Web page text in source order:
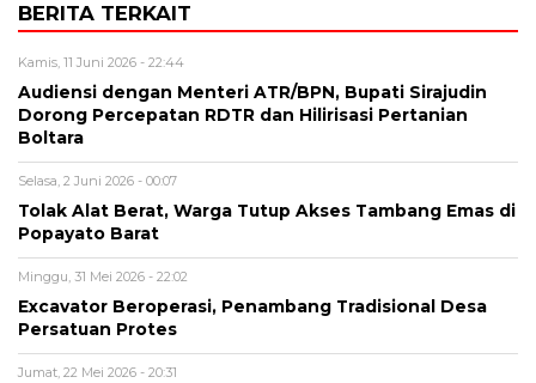
BERITA TERKAIT
Kamis, 11 Juni 2026 - 22:44
Audiensi dengan Menteri ATR/BPN, Bupati Sirajudin
Dorong Percepatan RDTR dan Hilirisasi Pertanian
Boltara
Selasa, 2 Juni 2026 - 00:07
Tolak Alat Berat, Warga Tutup Akses Tambang Emas di
Popayato Barat
Minggu, 31 Mei 2026 - 22:02
Excavator Beroperasi, Penambang Tradisional Desa
Persatuan Protes ‎
Jumat, 22 Mei 2026 - 20:31